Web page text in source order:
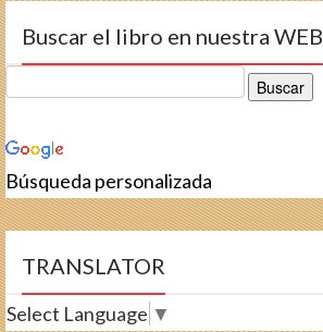
Buscar el libro en nuestra WEB
Búsqueda personalizada
TRANSLATOR
Select Language ▼